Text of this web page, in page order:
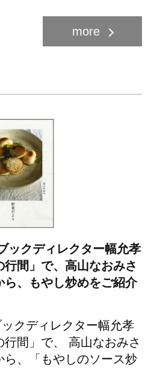
ックディレクター幅允孝
間」で、高山なおみさ
ら、もやし炒めをご紹介
クディレクター幅允孝
間」で、 高山なおみさ
ら、「もやしのソース炒